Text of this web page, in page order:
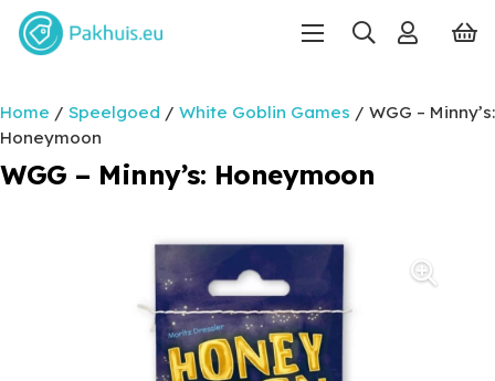
Home / Speelgoed / White Goblin Games / WGG – Minny’s:
Honeymoon
WGG – Minny’s: Honeymoon